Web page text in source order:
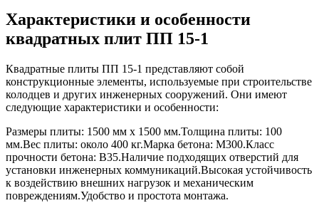
Характеристики и особенности
квадратных плит ПП 15-1
Квадратные плиты ПП 15-1 представляют собой
конструкционные элементы, используемые при строительстве
колодцев и других инженерных сооружений. Они имеют
следующие характеристики и особенности:
Размеры плиты: 1500 мм x 1500 мм.Толщина плиты: 100
мм.Вес плиты: около 400 кг.Марка бетона: М300.Класс
прочности бетона: В35.Наличие подходящих отверстий для
установки инженерных коммуникаций.Высокая устойчивость
к воздействию внешних нагрузок и механическим
повреждениям.Удобство и простота монтажа.